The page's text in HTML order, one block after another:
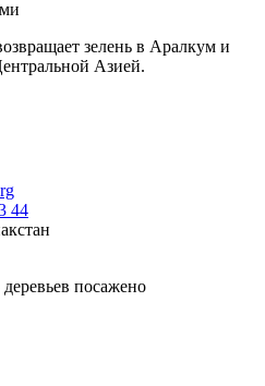
зелень в Аралкум и
Азией.
44
посажено